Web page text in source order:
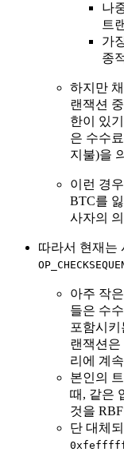
나
트
가
종
하지만
랜잭션
한이 있
은 수수
지불)을
이런 경
BTC를
사자의
따라서 현재는
아주 작
들은 수
포함시
랜잭션은
리에 계
본인의
때, 같은
것을
단 대체